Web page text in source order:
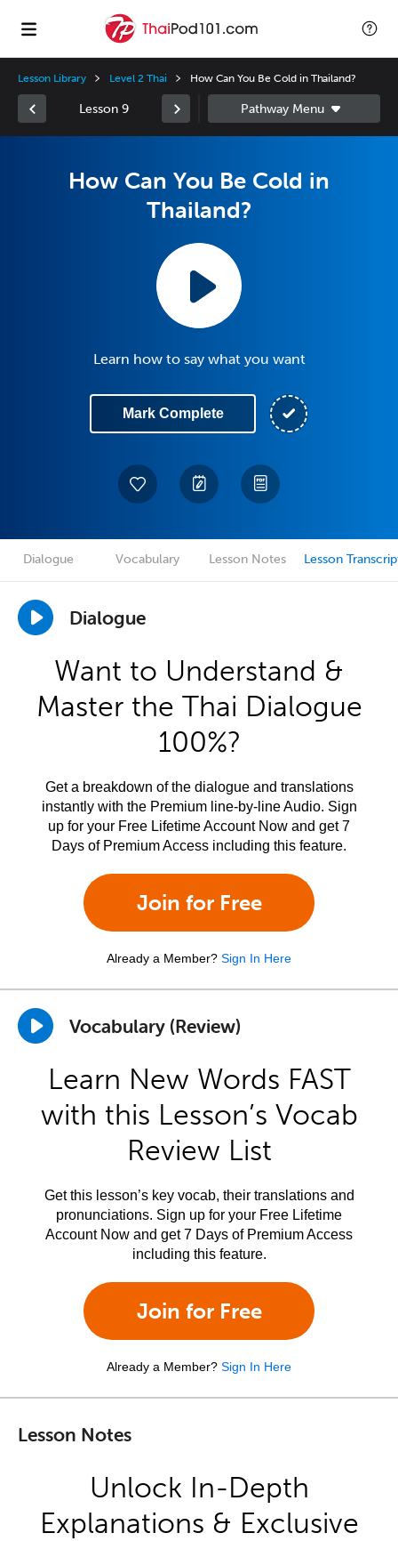
Lesson Library Level 2 Thai How Can You Be Cold in Thailand?
Lesson 9
How Can You Be Cold in
Thailand?
Learn how to say what you want
Mark Complete
Dialogue Vocabulary Lesson Notes Lesson
Dialogue
Want to Understand &
Master the Thai Dialogue
100%?
Get a breakdown of the dialogue and translations
instantly with the Premium line-by-line Audio. Sign
up for your Free Lifetime Account Now and get 7
Days of Premium Access including this feature.
Join for Free
Already a Member? Sign In Here
Vocabulary (Review)
Learn New Words FAST
with this Lesson’s Vocab
Review List
Get this lesson’s key vocab, their translations and
pronunciations. Sign up for your Free Lifetime
Account Now and get 7 Days of Premium Access
including this feature.
Join for Free
Already a Member? Sign In Here
Lesson Notes
Unlock In-Depth
Explanations & Exclusive